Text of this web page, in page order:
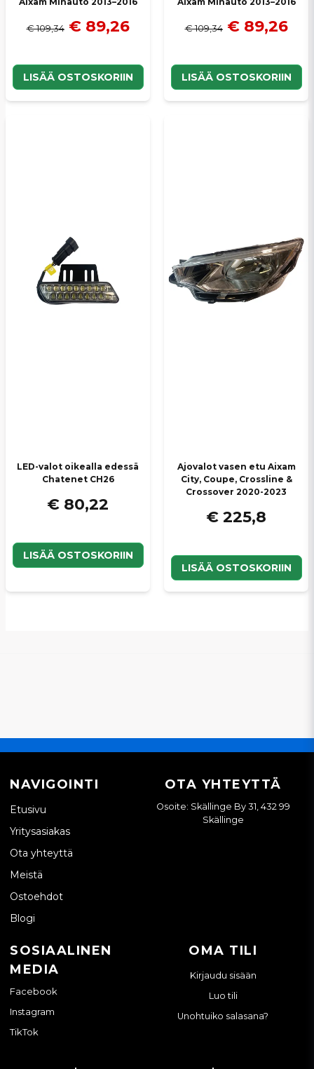
€ 109,34 € 89,26
LISÄÄ OSTOSKORIIN
€ 109,34 € 89,26
LISÄÄ OSTOSKORIIN
LED-valot oikealla edessä
Chatenet CH26
€ 80,22
LISÄÄ OSTOSKORIIN
Ajovalot vasen etu Aixam
City, Coupe, Crossline &
Crossover 2020-2023
€ 225,8
LISÄÄ OSTOSKORIIN
NAVIGOINTI
Etusivu
Yritysasiakas
Ota yhteyttä
Meistä
Ostoehdot
Blogi
OTA YHTEYTTÄ
Osoite: Skällinge By 31, 432 99
Skällinge
SOSIAALINEN
MEDIA
Facebook
Instagram
TikTok
OMA TILI
Kirjaudu sisään
Luo tili
Unohtuiko salasana?